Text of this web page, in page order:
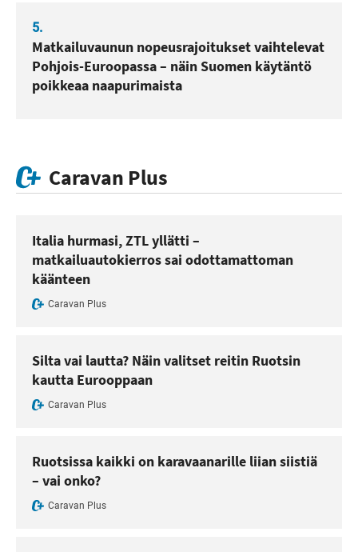
5.
Matkailuvaunun nopeusrajoitukset vaihtelevat
Pohjois-Euroopassa – näin Suomen käytäntö
poikkeaa naapurimaista
Caravan Plus
Italia hurmasi, ZTL yllätti –
matkailuautokierros sai odottamattoman
käänteen
Caravan Plus
Silta vai lautta? Näin valitset reitin Ruotsin
kautta Eurooppaan
Caravan Plus
Ruotsissa kaikki on karavaanarille liian siistiä
– vai onko?
Caravan Plus